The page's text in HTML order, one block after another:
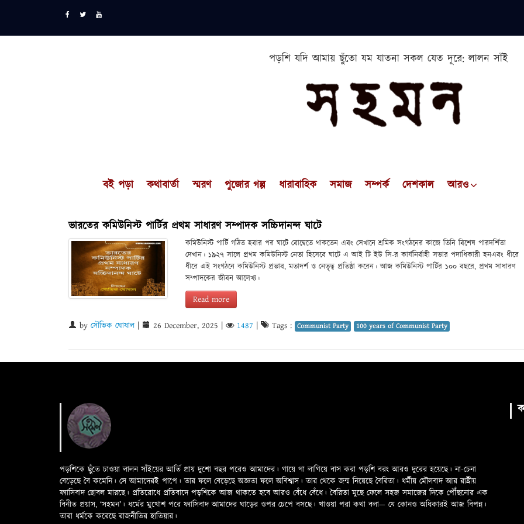
পড়শি যদি আমায় ছুঁতো যম যাতনা সকল যেত দূরে: লালন সাঁই
বই পড়া কথাবার্তা স্মরণ পুজোর গল্প ধারাবাহিক সমাজ সম্পর্ক দেশকাল আরও
ভারতের কমিউনিস্ট পার্টির প্রথম সাধারণ সম্পাদক সচ্চিদানন্দ ঘাটে
কমিউনিস্ট পার্টি গঠিত হবার পর ঘাটে বোম্বেতে থাকতেন এবং সেখানে শ্রমিক সংগঠনের কাজে তিনি বিশেষ পারদর্শিতা
দেখান। ১৯২৭ সালে প্রথম কমিউনিস্ট নেতা হিসেবে ঘাটে এ আই টি ইউ সি-র কার্যনির্বাহী সভার পদাধিকারী হনএবং ধীরে
ধীরে এই সংগঠনে কমিউনিস্ট প্রভাব, মতাদর্শ ও নেতৃত্ব প্রতিষ্ঠা করেন। আজ কমিউনিস্ট পার্টির ১০০ বছরে, প্রথম সাধারণ
সম্পাদকের জীবন আলেখ্য।
Read more
by সৌভিক ঘোষাল| 26 December, 2025 1487 Tags : Communist Party 100 years of Communist Party
পড়শিকে ছুঁতে চাওয়া লালন সাঁইয়ের আর্তি প্রায় দুশো বছর পরেও আমাদের। গায়ে গা লাগিয়ে বাস করা পড়শি বরং আরও দুরের হয়েছে। না-চেনা
বেড়েছে বৈ কমেনি। সে আমাদেরই পাপে। তার ফলে বেড়েছে অজ্ঞতা ফলে অবিশ্বাস। তার থেকে জন্ম নিয়েছে বৈরিতা। ধর্মীয় মৌলবাদ আর রাষ্ট্রীয়
ফ্যাসিবাদ ছোবল মারছে। প্রতিরোধে প্রতিবাদে পড়শিকে আজ থাকতে হবে আরও বেঁধে বেঁধে। বৈরিতা মুছে ফেলে সহজ সমাজের দিকে পৌঁছনোর এক
বিনীত প্রয়াস, ‘সহমন’। ধর্মের মুখোশ পরে ফ্যাসিবাদ আমাদের ঘাড়ের ওপর চেপে বসছে। খাওয়া পরা কথা বলা—­­ যে কোনও অধিকারই আজ বিপন্ন।
তারা ধর্মকে করেছে রাজনীতির হাতিয়ার।